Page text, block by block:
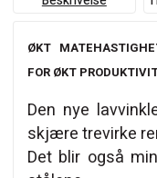
ØKT
FOR ØKT
Den nye
skjære trevirke
Det blir også